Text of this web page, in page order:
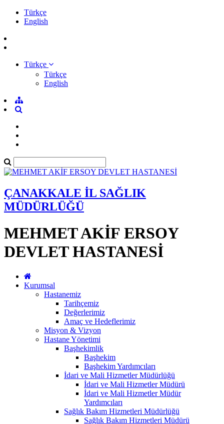
Türkçe
English
Türkçe
Türkçe
English
ÇANAKKALE İL SAĞLIK
MÜDÜRLÜĞÜ
MEHMET AKİF ERSOY
DEVLET HASTANESİ
Kurumsal
Hastanemiz
Tarihçemiz
Değerlerimiz
Amaç ve Hedeflerimiz
Misyon & Vizyon
Hastane Yönetimi
Başhekimlik
Başhekim
Başhekim Yardımcıları
İdari ve Mali Hizmetler Müdürlüğü
İdari ve Mali Hizmetler Müdürü
İdari ve Mali Hizmetler Müdür
Yardımcıları
Sağlık Bakım Hizmetleri Müdürlüğü
Sağlık Bakım Hizmetleri Müdürü